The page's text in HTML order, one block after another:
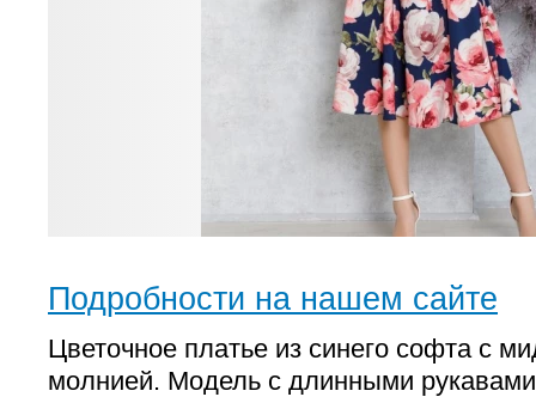
Подробности на нашем сайте
Цветочное платье из синего софта с
молнией. Модель с длинными